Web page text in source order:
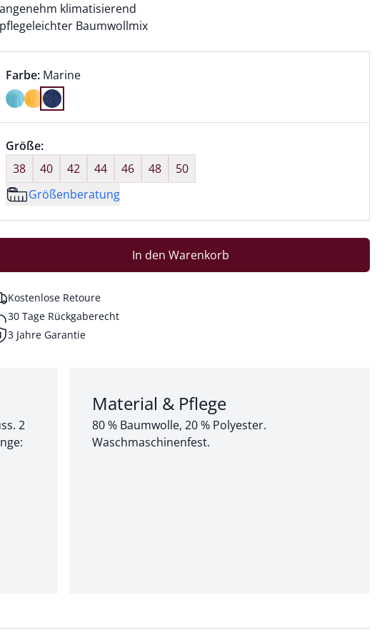
angenehm klimatisierend
pflegeleichter Baumwollmix
Farbauswahl:
Farbe: aktuell ausgewählt:
Marine
Farbe Marine ausgewählt
Größenauswahl:
Größe:nichts ausgewählt
38
40 42 44 46 48
50
Größenberatung
In den Warenkorb
Kostenlose Retoure
30 Tage Rückgaberecht
3 Jahre Garantie
2
Abschnitt 3 von 3:
Material & Pflege
80 % Baumwolle, 20 % Polyester.
Waschmaschinenfest.